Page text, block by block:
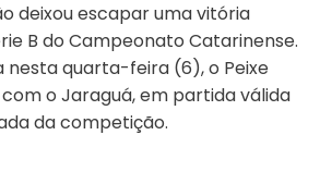
deixou escapar uma vitória
B do Campeonato Catarinense.
nesta quarta-feira (6), o Peixe
com o Jaraguá, em partida válida
da competição.